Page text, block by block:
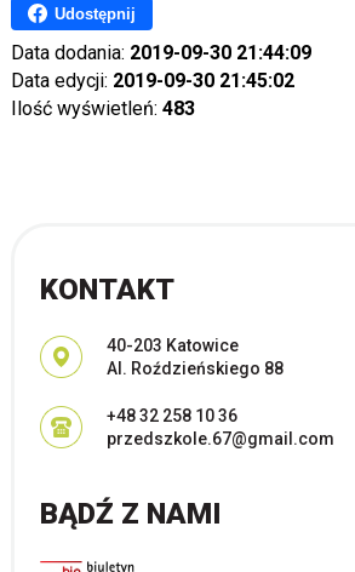
Udostępnij
Data dodania: 2019-09-30 21:44:09
Data edycji: 2019-09-30 21:45:02
Ilość wyświetleń: 483
KONTAKT
Adres pocztowy:
40-203 Katowice
Al. Roździeńskiego 88
+48 32 258 10 36
przedszkole.67@gmail.com
BĄDŹ Z NAMI